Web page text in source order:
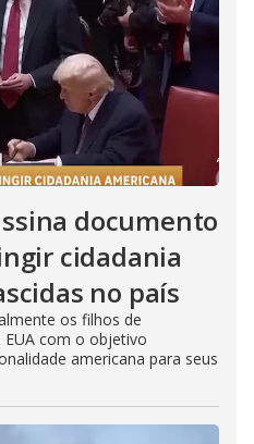
documento
cidadania
no país
os filhos de
com o objetivo
americana para seus